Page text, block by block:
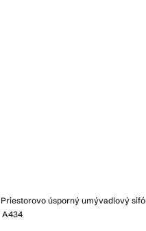
Priestorovo úsporný umývadlový
A434